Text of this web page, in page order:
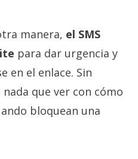
manera, el SMS
para dar urgencia y
en el enlace. Sin
que ver con cómo
bloquean una